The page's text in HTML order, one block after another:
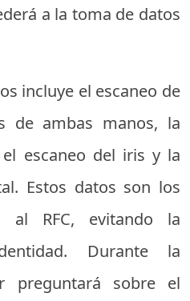
a la toma de datos
incluye el escaneo de
de ambas manos, la
escaneo del iris y la
Estos datos son los
al RFC, evitando la
Durante la
preguntará sobre el